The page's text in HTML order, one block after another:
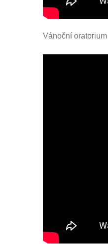
Vánoční oratorium